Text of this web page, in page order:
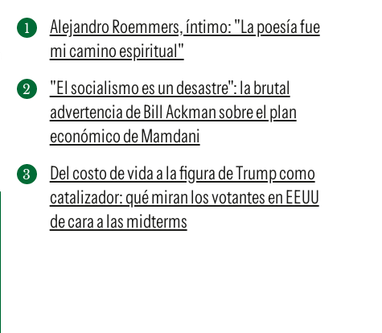
Alejandro Roemmers, íntimo: "La poesía fue
mi camino espiritual"
"El socialismo es un desastre": la brutal
advertencia de Bill Ackman sobre el plan
económico de Mamdani
Del costo de vida a la figura de Trump como
catalizador: qué miran los votantes en EEUU
de cara a las midterms